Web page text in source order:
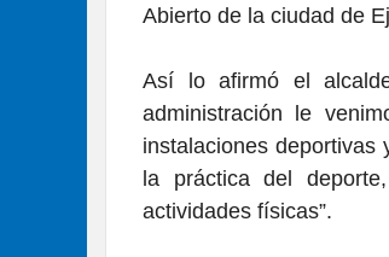
Abierto de la ciudad de
Así lo afirmó el
administración le
instalaciones deportivas
la práctica del
actividades físicas”.